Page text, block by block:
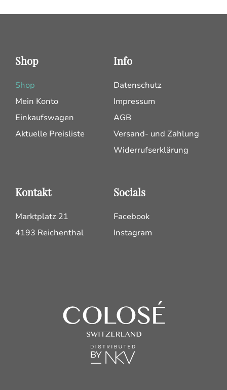
Shop
Shop
Mein Konto
Einkaufswagen
Aktuelle Preisliste
Info
Datenschutz
Impressum
AGB
Versand- und Zahlung
Widerrufserklärung
Kontakt
Marktplatz 21
4193 Reichenthal
Socials
Facebook
Instagram